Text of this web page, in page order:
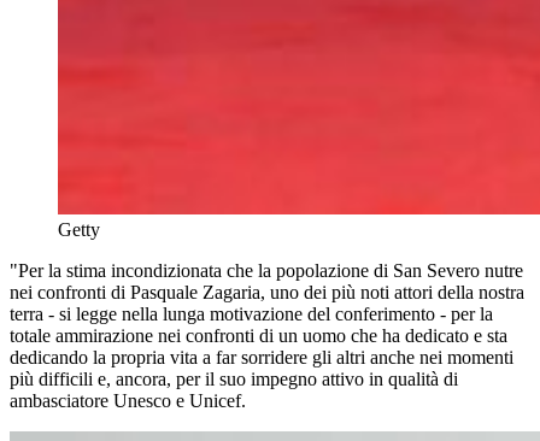
Getty
"Per la stima incondizionata che la popolazione di San Severo nutre
nei confronti di Pasquale Zagaria, uno dei più noti attori della nostra
terra - si legge nella lunga motivazione del conferimento - per la
totale ammirazione nei confronti di un uomo che ha dedicato e sta
dedicando la propria vita a far sorridere gli altri anche nei momenti
più difficili e, ancora, per il suo impegno attivo in qualità di
ambasciatore Unesco e Unicef.